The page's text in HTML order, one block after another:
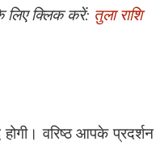
लिए क्लिक करें: तुला राशि
होगी। वरिष्ठ आपके प्रदर्शन